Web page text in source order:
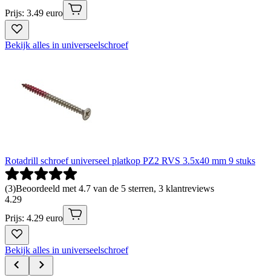
Prijs: 3.49 euro
Bekijk alles in universeelschroef
Rotadrill schroef universeel platkop PZ2 RVS 3.5x40 mm 9 stuks
(3)Beoordeeld met 4.7 van de 5 sterren, 3 klantreviews
4.29
Prijs: 4.29 euro
Bekijk alles in universeelschroef